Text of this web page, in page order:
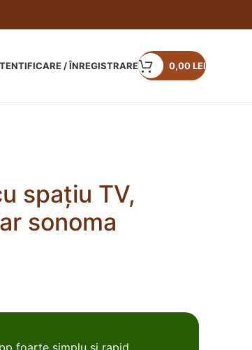
/ ÎNREGISTRARE 0,00LEI
spațiu TV,
sonoma
foarte simplu și rapid